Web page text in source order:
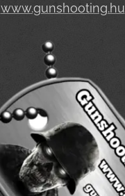
www.gunshooting.hu